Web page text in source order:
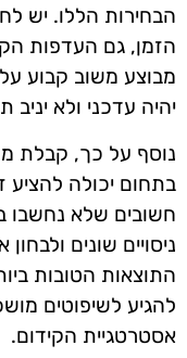
הבחירות הללו. יש
הזמן, גם העדפות
מבוצע משוב קבוע
יהיה עדכני ולא יניב
נוסף על כך, קבלת
בתחום יכולה להציע
חשובים שלא נחשבו
ניסויים שונים
התוצאות הטובות
להגיע לשיפוטים
אסטרטגיית הקידום.